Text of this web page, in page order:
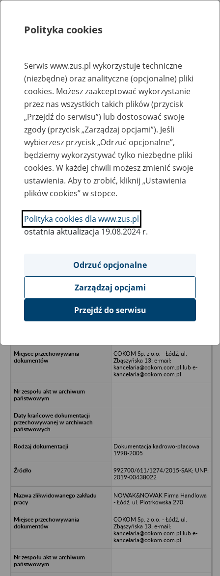
Rejestry, ewidencje i archiwa
Baza zlikwidowanych lub
przekształconych zakładów pracy
Nazwa zakładu pracy:
SZUKAJ
Ukryj wszystkie pozycje bazy
Regionalna Izba Gospodarcza w
COKOM Sp. z o.o. - Łódź, ul.
Zbąszyńska 13; e-mail:
kancelaria@cokom.com.pl lub e-
kancelaria@cokom.com.pl
Dokumentacja kadrowo-płacowa
1998-2005
992700/611/1274/2015-SAK; UNP:
2019-00438022
NOWAK&NOWAK Firma Handlowa
- Łódź, ul. Piotrkowska 270
COKOM Sp. z o.o. - Łódź, ul.
Zbąszyńska 13; e-mail:
kancelaria@cokom.com.pl lub e-
kancelaria@cokom.com.pl
Polityka cookies
Serwis www.zus.pl wykorzystuje techniczne
(niezbędne) oraz analityczne (opcjonalne) pliki
cookies. Możesz zaakceptować wykorzystanie
przez nas wszystkich takich plików (przycisk
„Przejdź do serwisu”) lub dostosować swoje
zgody (przycisk „Zarządzaj opcjami”). Jeśli
wybierzesz przycisk „Odrzuć opcjonalne”,
będziemy wykorzystywać tylko niezbędne pliki
cookies. W każdej chwili możesz zmienić swoje
ustawienia. Aby to zrobić, kliknij „Ustawienia
plików cookies” w stopce.
Polityka cookies dla www.zus.pl
ostatnia aktualizacja 19.08.2024 r.
Odrzuć opcjonalne
Zarządzaj opcjami
Przejdź do serwisu